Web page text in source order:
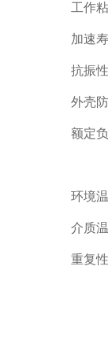
工作
加速
抗振
外壳
额定
环境
介质
重复